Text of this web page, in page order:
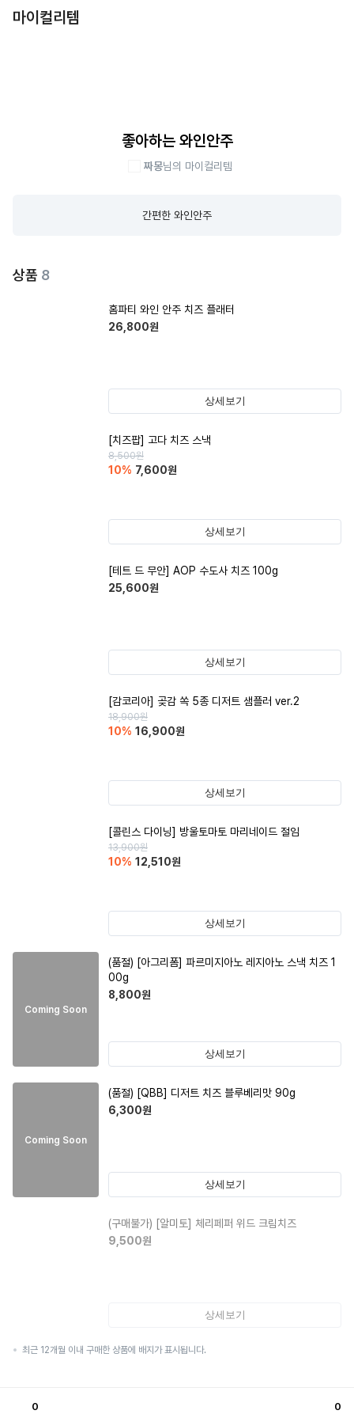
마이컬리템
좋아하는 와인안주
짜몽님의 마이컬리템
간편한 와인안주
상품 8
홈파티 와인 안주 치즈 플래터
26,800원
상세보기
[치즈팝] 고다 치즈 스낵
8,500원
10% 7,600원
상세보기
[테트 드 무안] AOP 수도사 치즈 100g
25,600원
상세보기
[감코리아] 곶감 쏙 5종 디저트 샘플러 ver.2
18,900원
10% 16,900원
상세보기
[콜린스 다이닝] 방울토마토 마리네이드 절임
13,900원
10% 12,510원
상세보기
Coming Soon
(품절) [아그리폼] 파르미지아노 레지아노 스낵 치즈 1
00g
8,800원
상세보기
Coming Soon
(품절) [QBB] 디저트 치즈 블루베리맛 90g
6,300원
상세보기
(구매불가) [알미토] 체리페퍼 위드 크림치즈
9,500원
상세보기
최근 12개월 이내 구매한 상품에 배지가 표시됩니다.
0 0